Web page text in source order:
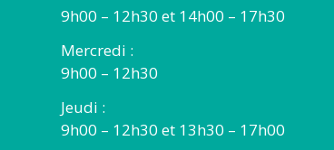
9h00 – 12h30 et 14h00 – 17h30
Mercredi :
9h00 – 12h30
Jeudi :
9h00 – 12h30 et 13h30 – 17h00